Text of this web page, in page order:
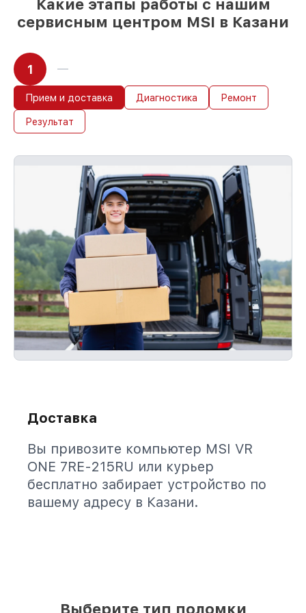
Какие этапы работы с нашим
сервисным центром MSI в Казани
1
Прием и доставка Диагностика Ремонт
Результат
Доставка
Вы привозите компьютер MSI VR
ONE 7RE-215RU или курьер
бесплатно забирает устройство по
вашему адресу в Казани.
Выберите тип поломки